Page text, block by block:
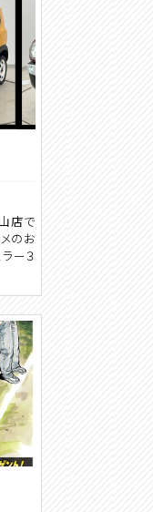
店で
のお
ー３